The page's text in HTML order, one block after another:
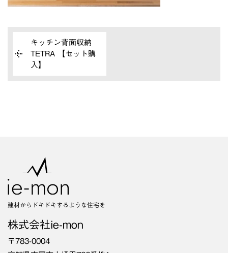
キッチン背面収納
TETRA 【セット購
入】
建材からドキドキするような住宅を
株式会社ie-mon
〒783-0004